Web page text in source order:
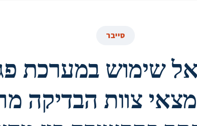
סייבר
שימוש במערכת
צוות הבדיקה